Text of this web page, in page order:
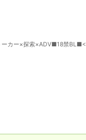
ーカー×探索×ADV■18禁